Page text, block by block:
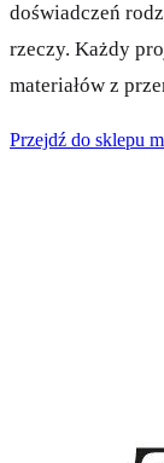
doświadczeń
rzeczy. Każdy
materiałów z
Przejdź do sklepu